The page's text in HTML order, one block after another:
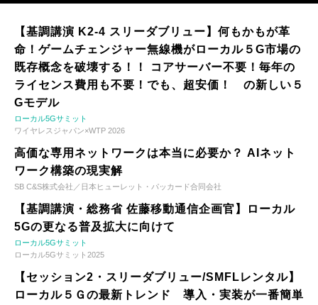
【基調講演 K2-4 スリーダブリュー】何もかもが革
命！ゲームチェンジャー無線機がローカル５G市場の
既存概念を破壊する！！ コアサーバー不要！毎年の
ライセンス費用も不要！でも、超安価！ の新しい５
Gモデル
ローカル5Gサミット
ワイヤレスジャパン×WTP 2026
高価な専用ネットワークは本当に必要か？ AIネット
ワーク構築の現実解
SB C&S株式会社／日本ヒューレット・パッカード合同会社
【基調講演・総務省 佐藤移動通信企画官】ローカル
5Gの更なる普及拡大に向けて
ローカル5Gサミット
ローカル5Gサミット2025
【セッション2・スリーダブリュー/SMFLレンタル】
ローカル５Ｇの最新トレンド 導入・実装が一番簡単